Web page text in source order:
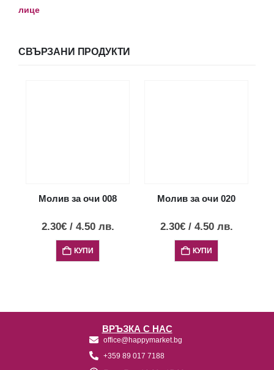
лице
СВЪРЗАНИ ПРОДУКТИ
Молив за очи 008
2.30€ / 4.50 лв.
КУПИ
Молив за очи 020
2.30€ / 4.50 лв.
КУПИ
ВРЪЗКА С НАС
office@happymarket.bg
+359 89 017 7188